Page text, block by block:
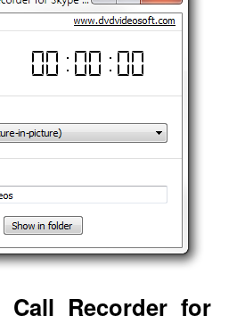
Call Recorder for